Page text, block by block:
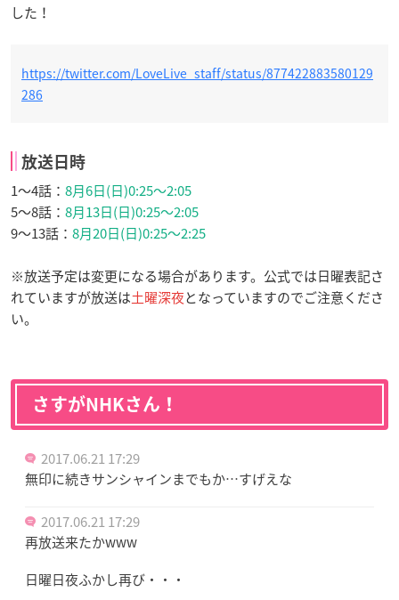
した！
https://twitter.com/LoveLive_staff/status/877422883580129
286
放送日時
1〜4話： 8月6日(日)0:25～2:05
5〜8話： 8月13日(日)0:25〜2:05
9〜13話： 8月20日(日)0:25〜2:25
※放送予定は変更になる場合があります。公式では日曜表記さ
れていますが放送は土曜深夜となっていますのでご注意くださ
い。
さすがNHKさん！
2017.06.21 17:29
無印に続きサンシャインまでもか…すげえな
2017.06.21 17:29
再放送来たかwww
日曜日夜ふかし再び・・・